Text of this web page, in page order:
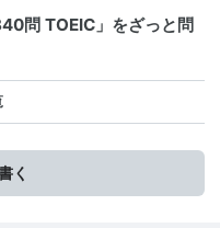
問 TOEIC」をざっと問
く